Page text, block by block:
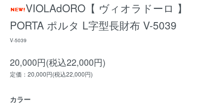
VIOLAdORO【 ヴィオラドーロ 】
PORTA ポルタ L字型長財布 V-5039
V-5039
20,000円(税込22,000円)
定価：20,000円(税込22,000円)
カラー